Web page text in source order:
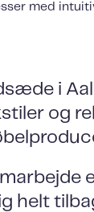
med
i
og
helt